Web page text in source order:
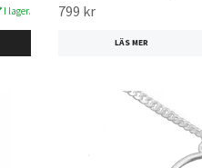
I lager. 799 kr
LÄS MER